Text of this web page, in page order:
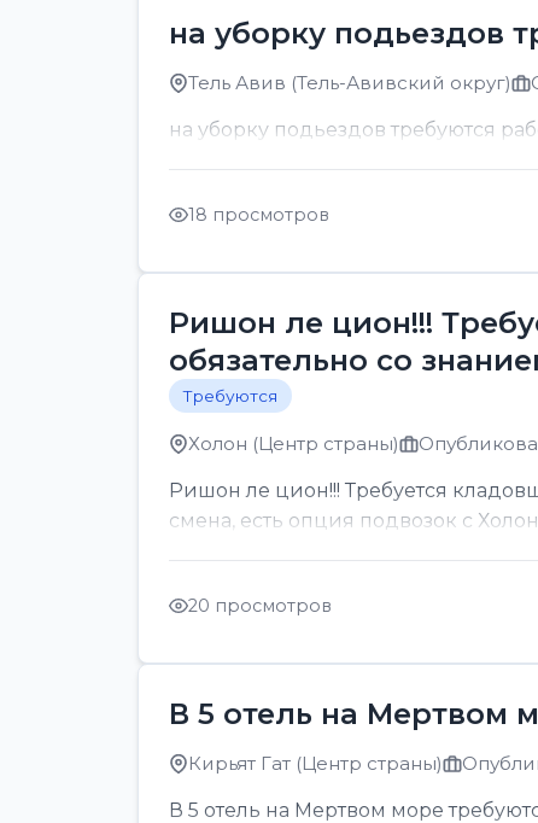
на уборку подьездов
Тель Авив (Тель-Авивский округ)
на уборку подьездов требуются
18 просмотров
Ришон ле цион!!!
обязательно со
Требуются
Холон (Центр страны)
Ришон ле цион!!! Требуется
смена, есть опция подвозок с
20 просмотров
В 5 отель на Мертвом
Кирьят Гат (Центр страны)
В 5 отель на Мертвом море